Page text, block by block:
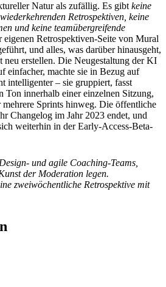
Natur als zufällig. Es gibt keine
Retrospektiven, keine
und keine teamübergreifende
eigenen Retrospektiven-Seite von Mural
und alles, was darüber hinausgeht,
neu erstellen. Die Neugestaltung der KI
einfacher, machte sie in Bezug auf
intelligenter – sie gruppiert, fasst
Ton innerhalb einer einzelnen Sitzung,
Sprints hinweg. Die öffentliche
Changelog im Jahr 2023 endet, und
weiterhin in der Early-Access-Beta-
und agile Coaching-Teams,
der Moderation legen.
zweiwöchentliche Retrospektive mit